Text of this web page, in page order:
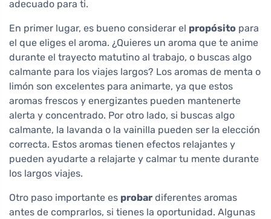
adecuado para ti.
En primer lugar, es bueno considerar el propósito para
el que eliges el aroma. ¿Quieres un aroma que te anime
durante el trayecto matutino al trabajo, o buscas algo
calmante para los viajes largos? Los aromas de menta o
limón son excelentes para animarte, ya que estos
aromas frescos y energizantes pueden mantenerte
alerta y concentrado. Por otro lado, si buscas algo
calmante, la lavanda o la vainilla pueden ser la elección
correcta. Estos aromas tienen efectos relajantes y
pueden ayudarte a relajarte y calmar tu mente durante
los largos viajes.
Otro paso importante es probar diferentes aromas
antes de comprarlos, si tienes la oportunidad. Algunas